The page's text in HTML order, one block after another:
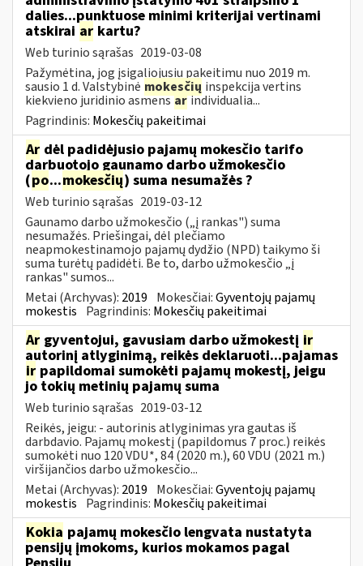
dalies...punktuose minimi kriterijai vertinami
atskirai ar kartu?
Web turinio sąrašas 2019-03-08
Pažymėtina, jog įsigaliojusiu pakeitimu nuo 2019 m.
sausio 1 d. Valstybinė mokesčių inspekcija vertins
kiekvieno juridinio asmensarindividualia...
Pagrindinis: Mokesčių pakeitimai
Ar dėl padidėjusio pajamų mokesčio tarifo
darbuotojo gaunamo darbo užmokesčio
(po...mokesčių) suma nesumažės ?
Web turinio sąrašas 2019-03-12
Gaunamo darbo užmokesčio („į rankas") suma
nesumažės. Priešingai, dėl plečiamo
neapmokestinamojo pajamų dydžio (NPD) taikymo ši
suma turėtų padidėti. Be to, darbo užmokesčio „į
rankas" sumos...
Metai (Archyvas): 2019 Mokesčiai:Gyventojų pajamų
mokestis Pagrindinis: Mokesčių pakeitimai
Ar gyventojui, gavusiam darbo užmokestį ir
autorinį atlyginimą, reikės deklaruoti...pajamas
ir papildomai sumokėti pajamų mokestį, jeigu
jo tokių metinių pajamų suma
Web turinio sąrašas 2019-03-12
Reikės, jeigu: - autorinis atlyginimas yra gautas iš
darbdavio. Pajamų mokestį (papildomus 7 proc.) reikės
sumokėti nuo 120 VDU*, 84 (2020 m.), 60 VDU (2021 m.)
viršijančios darbo užmokesčio...
Metai (Archyvas): 2019 Mokesčiai:Gyventojų pajamų
mokestis Pagrindinis: Mokesčių pakeitimai
Kokia pajamų mokesčio lengvata nustatyta
pensijų įmokoms, kurios mokamos pagal